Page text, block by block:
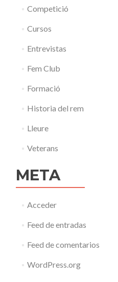
Competició
Cursos
Entrevistas
Fem Club
Formació
Historia del rem
Lleure
Veterans
META
Acceder
Feed de entradas
Feed de comentarios
WordPress.org